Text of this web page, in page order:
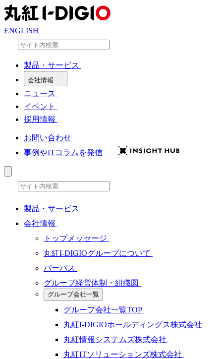
ENGLISH
サイト内検索
製品・サービス
会社情報
ニュース
イベント
採用情報
お問い合わせ
事例やITコラムを発信
サイト内検索
製品・サービス
会社情報
トップメッセージ
丸紅I-DIGIOグループについて
パーパス
グループ経営体制・組織図
グループ会社一覧
グループ会社一覧TOP
丸紅I-DIGIOホールディングス株式会社
丸紅情報システムズ株式会社
丸紅ITソリューションズ株式会社